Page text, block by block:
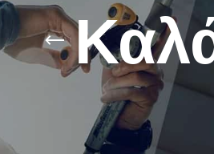
Surf Casting
Bait Cast -
Οριζοντίου
Νήματα Ψαρέματος
Πετονιές Ψαρέματος
Πετονιές
Πετονιές Αόρατες